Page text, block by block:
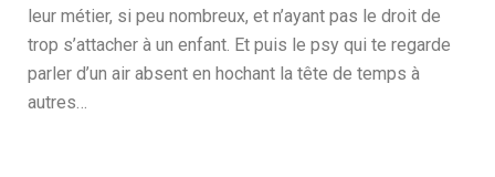
leur métier, si peu nombreux, et n’ayant pas le droit de
trop s’attacher à un enfant. Et puis le psy qui te regarde
parler d’un air absent en hochant la tête de temps à
autres…